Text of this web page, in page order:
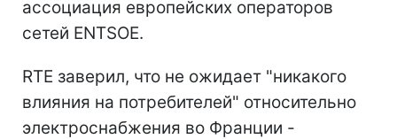
ассоциация европейских операторов
сетей ENTSOE.
RTE заверил, что не ожидает "никакого
влияния на потребителей" относительно
электроснабжения во Франции -